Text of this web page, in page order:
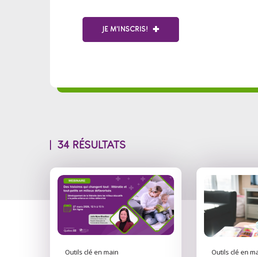
JE M'INSCRIS!
34 RÉSULTATS
Outils clé en main Outils clé en